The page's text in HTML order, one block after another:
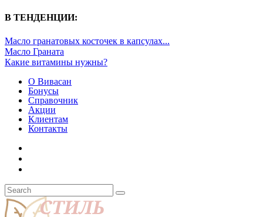
В ТЕНДЕНЦИИ:
Масло гранатовых косточек в капсулах...
Масло Граната
Какие витамины нужны?
О Вивасан
Бонусы
Справочник
Акции
Клиентам
Контакты